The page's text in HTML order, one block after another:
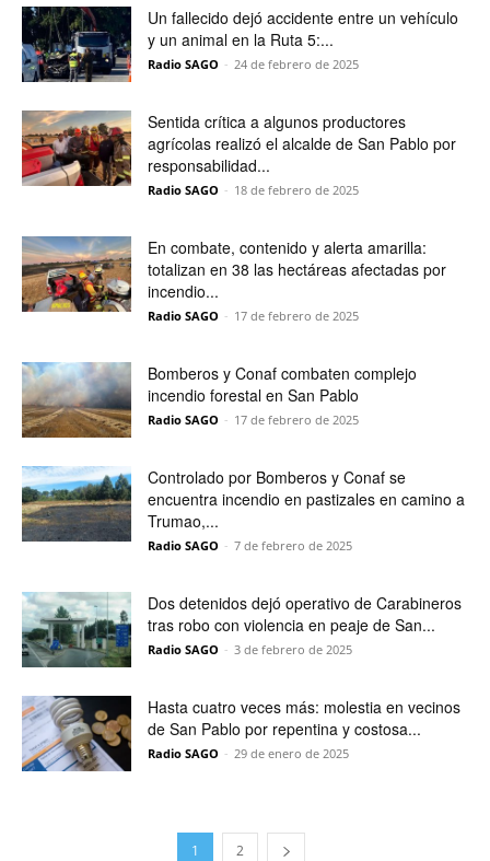
Un fallecido dejó accidente entre un vehículo
y un animal en la Ruta 5:...
Radio SAGO - 24 de febrero de 2025
Sentida crítica a algunos productores
agrícolas realizó el alcalde de San Pablo por
responsabilidad...
Radio SAGO - 18 de febrero de 2025
En combate, contenido y alerta amarilla:
totalizan en 38 las hectáreas afectadas por
incendio...
Radio SAGO - 17 de febrero de 2025
Bomberos y Conaf combaten complejo
incendio forestal en San Pablo
Radio SAGO - 17 de febrero de 2025
Controlado por Bomberos y Conaf se
encuentra incendio en pastizales en camino a
Trumao,...
Radio SAGO - 7 de febrero de 2025
Dos detenidos dejó operativo de Carabineros
tras robo con violencia en peaje de San...
Radio SAGO - 3 de febrero de 2025
Hasta cuatro veces más: molestia en vecinos
de San Pablo por repentina y costosa...
Radio SAGO - 29 de enero de 2025
1 2